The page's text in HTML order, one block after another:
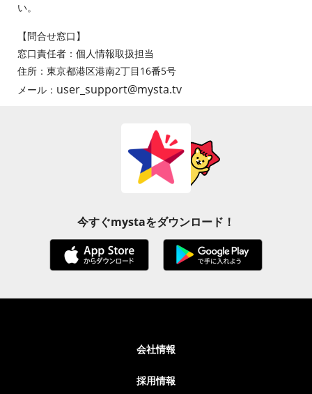
い。
【問合せ窓口】
窓口責任者：個人情報取扱担当
住所：東京都港区港南2丁目16番5号
メール： user_support@mysta.tv
今すぐmystaをダウンロード！
会社情報
採用情報